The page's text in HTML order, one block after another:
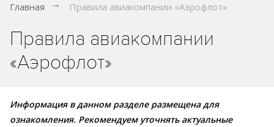
Главная Правила авиакомпании «Аэрофлот»
Правила авиакомпании
«Аэрофлот»
Информация в данном разделе размещена для
ознакомления. Рекомендуем уточнять актуальные